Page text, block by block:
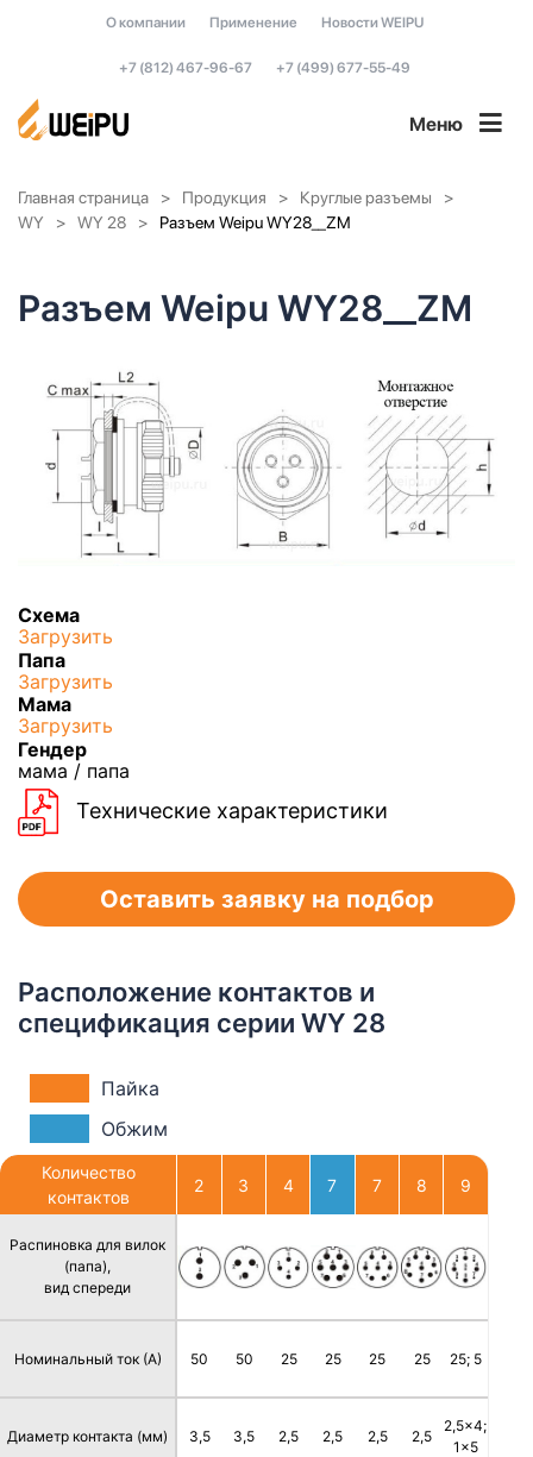
О компании Применение Новости WEIPU
+7 (812) 467-96-67 +7 (499) 677-55-49
Меню
Главная страница Продукция
Круглые разъемы
WY
WY 28 Разъем Weipu WY28__ZM
Разъем Weipu WY28__ZM
Схема
Загрузить
Папа
Загрузить
Мама
Загрузить
Гендер
мама / папа
Технические характеристики
Оставить заявку на подбор
Расположение контактов и
спецификация серии WY 28
Пайка
Обжим
Количество
контактов
Распиновка для вилок
(папа),
вид спереди
Номинальный ток (А)
Диаметр контакта (мм)
2
50
3,5
3
50
3,5
4
25
2,5
7
25
2,5
7
25
2,5
8
25
2,5
9
25; 5
2,5x4;
1x5